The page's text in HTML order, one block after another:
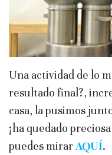
Una actividad de lo
resultado final?,
casa, la pusimos
¡ha quedado
puedes mirarAQUÍ.